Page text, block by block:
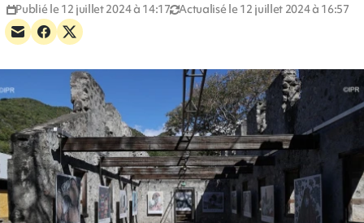
Publié le 12 juillet 2024 à 14:17 Actualisé le 12 juillet 2024 à 16:57